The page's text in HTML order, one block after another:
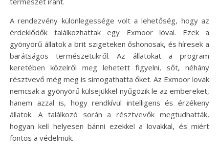
A rendezvény különlegessége volt a lehetőség, hogy az
érdeklődők találkozhattak egy Exmoor lóval. Ezek a
gyönyörű állatok a brit szigeteken őshonosak, és híresek a
barátságos természetükről. Az állatokat a program
keretében közelről meg lehetett figyelni, sőt, néhány
résztvevő még meg is simogathatta őket. Az Exmoor lovak
nemcsak a gyönyörű külsejükkel nyűgözik le az embereket,
hanem azzal is, hogy rendkívül intelligens és érzékeny
állatok. A találkozó során a résztvevők megtudhatták,
hogyan kell helyesen bánni ezekkel a lovakkal, és miért
fontos a védelmük.